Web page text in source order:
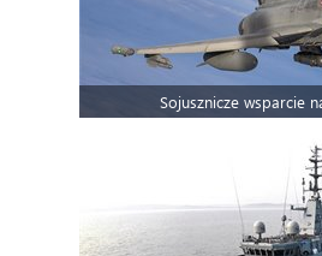
Sojusznicze wsparcie